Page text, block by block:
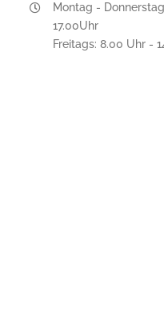
Montag -
17.00Uhr
Freitags: 8.00 Uhr -